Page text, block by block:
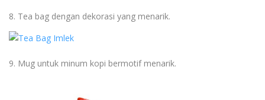
8. Tea bag dengan dekorasi yang menarik.
9. Mug untuk minum kopi bermotif menarik.